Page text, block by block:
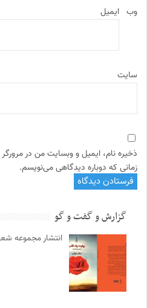
ایمیل وب‌
سایت
ذخیره نام، ایمیل و وبسایت من در مرورگر
زمانی که دوباره دیدگاهی می‌نویسم.
گزارش و گفت و گو
انتشار مجموعه